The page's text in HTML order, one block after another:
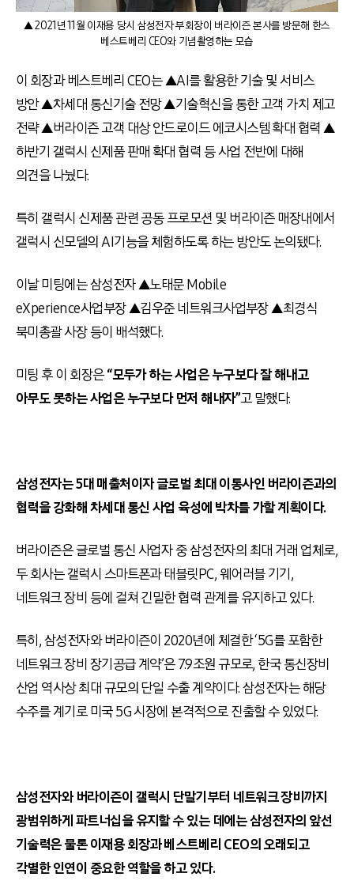
▲ 2021년 11월 이재용 당시 삼성전자 부회장이 버라이즌 본사를 방문해 한스
베스트베리 CEO와 기념촬영하는 모습
이 회장과 베스트베리 CEO는 ▲AI를 활용한 기술 및 서비스
방안 ▲차세대 통신기술 전망 ▲기술혁신을 통한 고객 가치 제고
전략 ▲버라이즌 고객 대상 안드로이드 에코시스템 확대 협력 ▲
하반기 갤럭시 신제품 판매 확대 협력 등 사업 전반에 대해
의견을 나눴다.
특히 갤럭시 신제품 관련 공동 프로모션 및 버라이즌 매장내에서
갤럭시 신모델의 AI기능을 체험하도록 하는 방안도 논의됐다.
이날 미팅에는 삼성전자 ▲노태문Mobile
eXperience사업부장 ▲김우준 네트워크사업부장 ▲최경식
북미총괄 사장 등이 배석했다.
미팅 후 이 회장은“모두가 하는 사업은 누구보다 잘 해내고
아무도 못하는 사업은 누구보다 먼저 해내자”고 말했다.
삼성전자는5대 매출처이자 글로벌 최대 이통사인 버라이즌과의
협력을 강화해 차세대 통신 사업 육성에 박차를 가할 계획이다.
버라이즌은 글로벌 통신 사업자 중 삼성전자의 최대 거래 업체로,
두 회사는 갤럭시 스마트폰과 태블릿PC, 웨어러블 기기 ,
네트워크 장비 등에 걸쳐 긴밀한 협력 관계를 유지하고 있다.
특히 ,삼성전자와 버라이즌이 2020년에 체결한‘5G를 포함한
네트워크 장비 장기공급 계약’은7.9조원 규모로, 한국 통신장비
산업 역사상 최대 규모의 단일 수출 계약이다.삼성전자는 해당
수주를 계기로 미국5G시장에 본격적으로 진출할 수 있었다.
삼성전자와 버라이즌이 갤럭시 단말기부터 네트워크 장비까지
광범위하게 파트너십을 유지할 수 있는 데에는 삼성전자의 앞선
기술력은 물론 이재용 회장과 베스트베리 CEO의 오래되고
각별한 인연이 중요한 역할을 하고 있다.